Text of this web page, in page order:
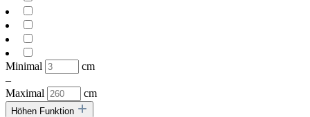
Minimal
cm
–
Maximal
cm
Höhen Funktion